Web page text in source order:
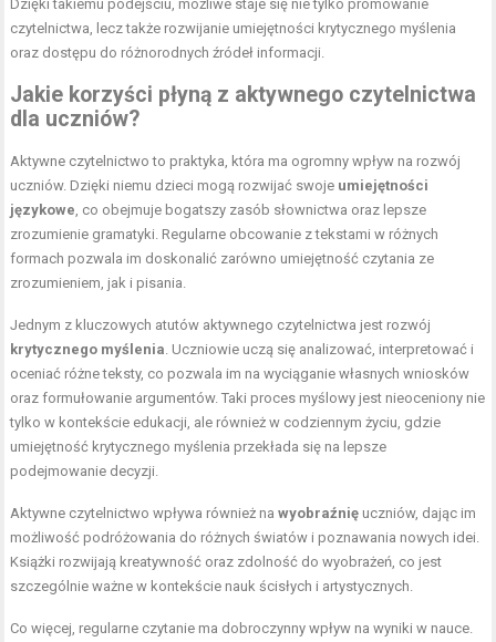
Dzięki takiemu podejściu, możliwe staje się nie tylko promowanie
czytelnictwa, lecz także rozwijanie umiejętności krytycznego myślenia
oraz dostępu do różnorodnych źródeł informacji.
Jakie korzyści płyną z aktywnego czytelnictwa
dla uczniów?
Aktywne czytelnictwo to praktyka, która ma ogromny wpływ na rozwój
uczniów. Dzięki niemu dzieci mogą rozwijać swoje umiejętności
językowe, co obejmuje bogatszy zasób słownictwa oraz lepsze
zrozumienie gramatyki. Regularne obcowanie z tekstami w różnych
formach pozwala im doskonalić zarówno umiejętność czytania ze
zrozumieniem, jak i pisania.
Jednym z kluczowych atutów aktywnego czytelnictwa jest rozwój
krytycznego myślenia. Uczniowie uczą się analizować, interpretować i
oceniać różne teksty, co pozwala im na wyciąganie własnych wniosków
oraz formułowanie argumentów. Taki proces myślowy jest nieoceniony nie
tylko w kontekście edukacji, ale również w codziennym życiu, gdzie
umiejętność krytycznego myślenia przekłada się na lepsze
podejmowanie decyzji.
Aktywne czytelnictwo wpływa również nawyobraźnię uczniów, dając im
możliwość podróżowania do różnych światów i poznawania nowych idei.
Książki rozwijają kreatywność oraz zdolność do wyobrażeń, co jest
szczególnie ważne w kontekście nauk ścisłych i artystycznych.
Co więcej, regularne czytanie ma dobroczynny wpływ na wyniki w nauce.